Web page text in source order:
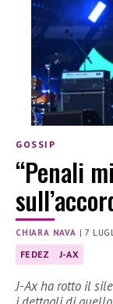
GOSSIP
“Penali
CHIARA NAVA |7
FEDEZ J-AX
J-Ax ha rotto il